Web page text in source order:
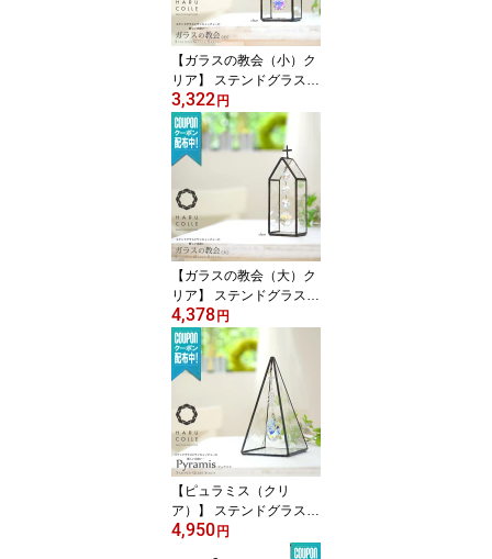
【ガラスの教会（小）ク
リア】 ステンドグラス
サンキャッチャー インテ
リア 置物 置き型 スタン
ド 小物 デスク 玄関 北欧
雑貨 北欧雑貨 プレシオ
サ クリスタル 風水 開運
おしゃれ かわいい 誕生
日 プレゼント ギフト 教
会
3,322円
【ガラスの教会（大）ク
リア】 ステンドグラス
サンキャッチャー インテ
リア 北欧 雑貨 北欧雑貨
スタンド クリスタルガラ
ス 置物 置き型 デスク 小
物 風水 クリスタル 開運
玄関 プレシオサ おしゃ
れ かわいい プレゼント
ギフト 誕生日
4,378円
【ピュラミス（クリ
ア）】 ステンドグラス
サンキャッチャー インテ
リア 北欧 雑貨 置物 置き
4,950円